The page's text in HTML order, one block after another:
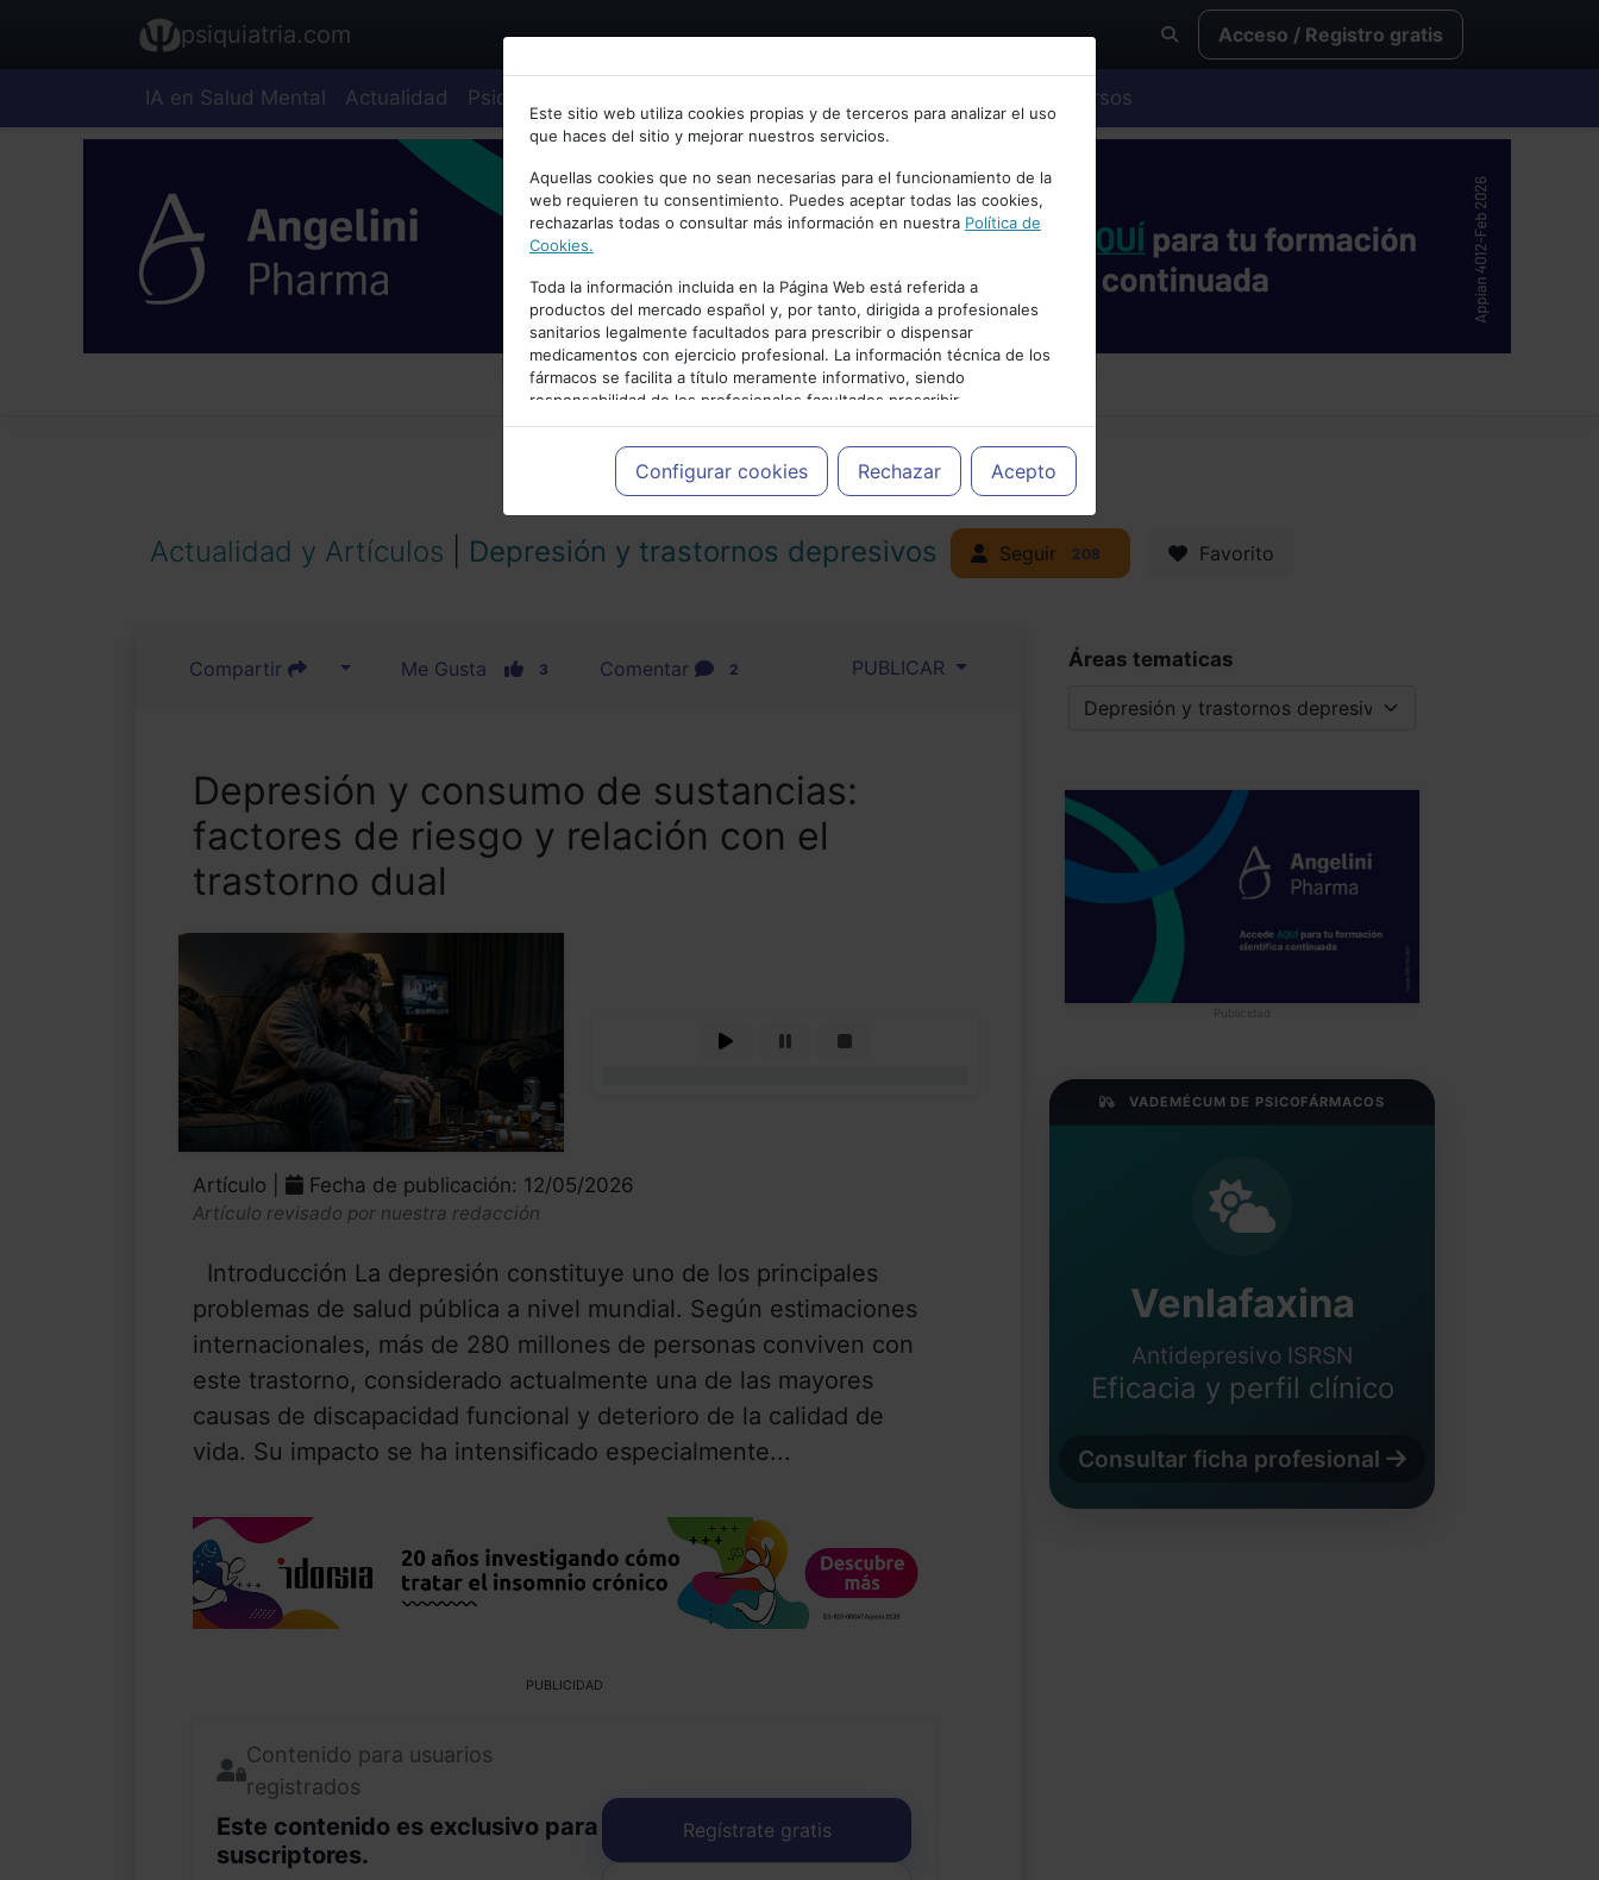
Bienvenid@ a psiquiatria.com
Escribe tu Email
Accede o regístrate con tu email.
Cancelar
psiquiatria.com Acceso / Registro gratis
IA en Salud Mental Actualidad Psiquiatría Cursos
Este sitio web utiliza cookies propias y de terceros para analizar el uso
que haces del sitio y mejorar nuestros servicios.
Aquellas cookies que no sean necesarias para el funcionamiento de la
web requieren tu consentimiento. Puedes aceptar todas las cookies,
rechazarlas todas o consultar más información en nuestra Política de
Cookies.
Toda la información incluida en la Página Web está referida a
productos del mercado español y, por tanto, dirigida a profesionales
sanitarios legalmente facultados para prescribir o dispensar
medicamentos con ejercicio profesional. La información técnica de los
fármacos se facilita a título meramente informativo, siendo
responsabilidad de los profesionales facultados prescribir
medicamentos y decidir, en cada caso concreto, el tratamiento más
adecuado a las necesidades del paciente.
Configurar cookies Rechazar Acepto
PUBLICIDAD
Actualidad y Artículos Depresión y trastornos depresivos Seguir 208 Favorito
Compartir Me Gusta 3 Comentar 2 PUBLICAR
Depresión y consumo de sustancias:
factores de riesgo y relación con el
trastorno dual
Artículo | Fecha de publicación: 12/05/2026
Artículo revisado por nuestra redacción
Introducción La depresión constituye uno de los principales
problemas de salud pública a nivel mundial. Según estimaciones
internacionales, más de 280 millones de personas conviven con
este trastorno, considerado actualmente una de las mayores
causas de discapacidad funcional y deterioro de la calidad de
vida. Su impacto se ha intensificado especialmente...
PUBLICIDAD
Contenido para usuarios
registrados
Este contenido es exclusivo para
suscriptores.
Regístrate gratis
Áreas tematicas
Publicidad
VADEMÉCUM DE PSICOFÁRMACOS
Venlafaxina
Antidepresivo ISRSN
Eficacia y perfil clínico
Consultar ficha profesional